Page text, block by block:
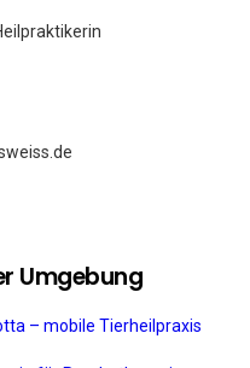
Umgebung
– mobile Tierheilpraxis